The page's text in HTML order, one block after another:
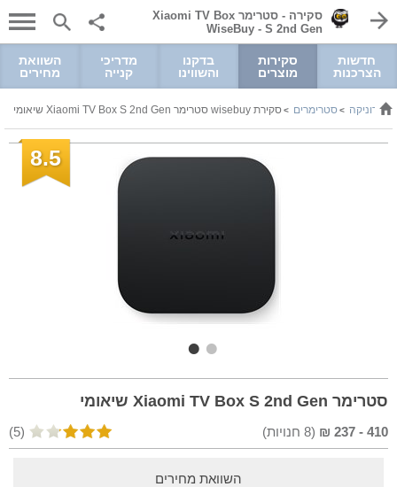
סקירה - סטרימר Xiaomi TV Box
S 2nd Gen ‏- WiseBuy
חדשות
הצרכנות
סקירות
מוצרים
בדקנו
והשווינו
מדריכי
קנייה
השוואת
מחירים
>סטרימרים >סקירת wisebuy סטרימר Xiaomi TV Box S 2nd Gen שיאומי
8.5
סטרימר Xiaomi TV Box S 2nd Gen שיאומי
410
-
237
₪
(
8 חנויות) (5)
השוואת מחירים